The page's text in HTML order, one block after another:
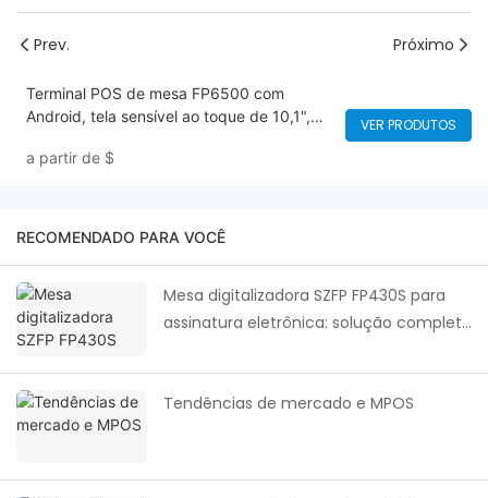
Prev. Próximo
Terminal POS de mesa FP6500 com
Android, tela sensível ao toque de 10,1",
LED para o cliente.
a partir de $
VER PRODUTOS
RECOMENDADO PARA VOCÊ
Mesa digitalizadora SZFP FP430S para
assinatura eletrônica: solução completa
setores.
Tendências de mercado e MPOS